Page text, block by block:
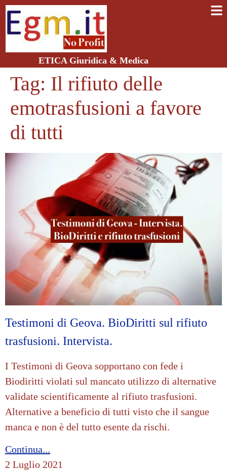
ETICA Giuridica & Medica
Tag: Il rifiuto delle
emotrasfusioni a favore
di tutti
Testimoni di Geova. BioDiritti sul rifiuto
trasfusioni. Intervista.
I Testimoni di Geova sopportano con fede i
Biodiritti violati sul mancato utilizzo di alternative
validate scientificamente al rifiuto trasfusioni.
Alternative a beneficio di tutti visto che il sangue
manca e non è del tutto esente da rischi.
Continua...
2 Luglio 2021